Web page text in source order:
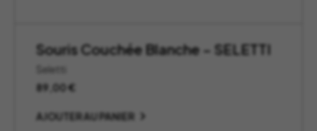
Souris Couchée Blanche – SELETTI
Seletti
89,00€
AJOUTER AU PANIER